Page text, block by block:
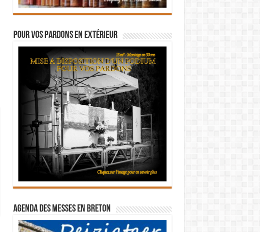
Pour vos pardons en extérieur
Agenda des messes en breton